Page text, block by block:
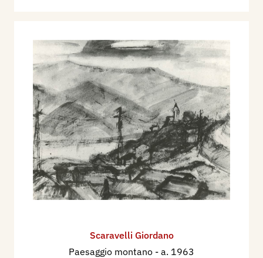
Scaravelli Giordano
Paesaggio montano - a. 1963